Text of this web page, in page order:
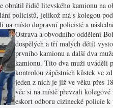
obrátil řidič litevského kamionu na
policistů, jelikož má s kolegou
na místo dopravní policisté a
Ostrava a obvodního oddělení
dospělých a tří malých dětí)
prvního kamionu a další dva
kamionu. Tito dva muži uváděli
kontrolou zápěstních kůstek ve
jeden z nich je již ve věku přes
věc si na místě převzali
eskort odboru cizinecké policie k